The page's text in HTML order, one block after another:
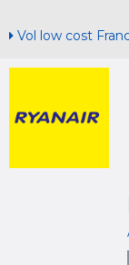
Vol low cost